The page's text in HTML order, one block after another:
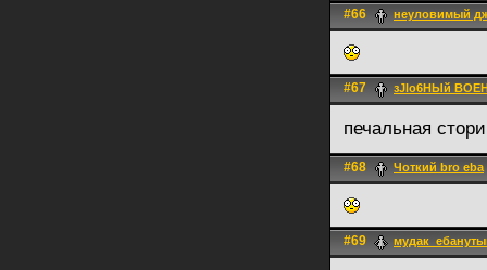
#66 неуловимый
#67 зJlо6НЫй
печальная
#68 Чоткий bro eba
#69